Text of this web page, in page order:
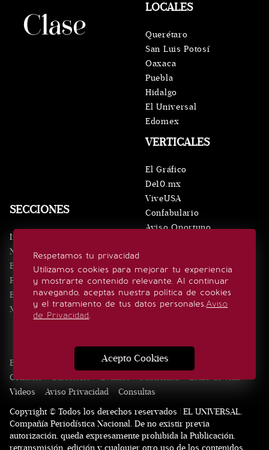
Respetamos tu privacidad
Utilizamos cookies para mejorar tu experiencia
y mostrarte contenido relevante. Al continuar
navegando, aceptas nuestra política de cookies
y el tratamiento de tus datos personales.Aviso
de Privacidad.
Acepto Cookies
SECCIONES
Inicio
Noticias
Eventos
Realeza
Estilo de vida
Minuto x Minuto
VERTICALES
El Gráfico
De10.mx
ViveUSA
Confabulario
Aviso Oportuno
LOCALES
Querétaro
San Luis Potosí
Oaxaca
Puebla
Hidalgo
El Universal
Edomex
SÍGUENOS
Edición Impresa Noticias Quiénes somos
Contacto
Directorio Eventos Publicidad
Estilo de vida
Videos
Aviso Privacidad
Consultas
Copyright © Todos los derechos reservados | EL UNIVERSAL,
Compañía Periodística Nacional. De no existir previa
autorización, queda expresamente prohibida la Publicación,